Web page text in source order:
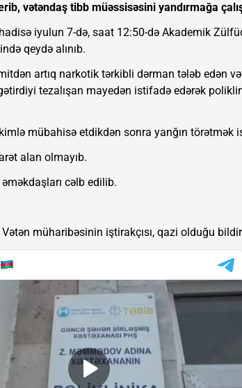
vətəndaş tibb müəssisəsini yandırmağa
iyulun 7-də, saat 12:50-də Akademik
qeydə alınıb.
artıq narkotik tərkibli dərman tələb edən
tezalışan mayedən istifadə edərək
mübahisə etdikdən sonra yanğın törətmək
alan olmayıb.
cəlb edilib.
müharibəsinin iştirakçısı, qazi olduğu